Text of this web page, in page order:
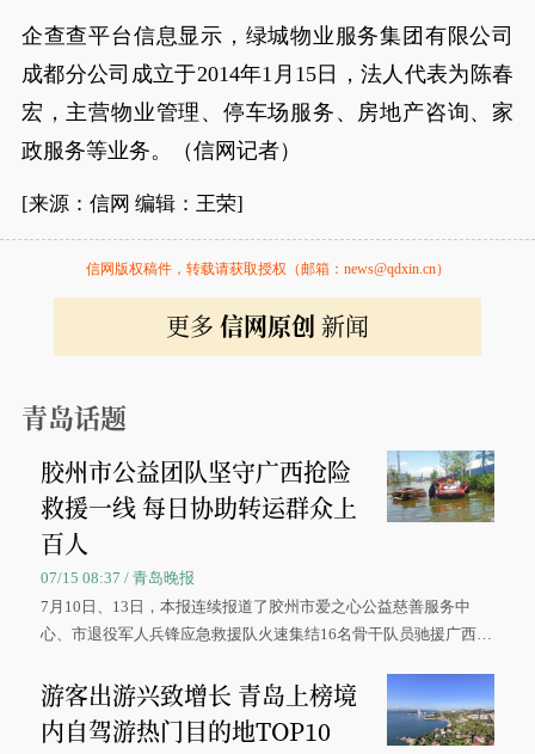
企查查平台信息显示，绿城物业服务集团有限公司
成都分公司成立于2014年1月15日，法人代表为陈春
宏，主营物业管理、停车场服务、房地产咨询、家
政服务等业务。（信网记者）
[来源：信网 编辑：王荣]
信网版权稿件，转载请获取授权（邮箱：news@qdxin.cn）
更多 信网原创 新闻
青岛话题
胶州市公益团队坚守广西抢险
救援一线 每日协助转运群众上
百人
07/15 08:37 / 青岛晚报
7月10日、13日，本报连续报道了胶州市爱之心公益慈善服务中
心、市退役军人兵锋应急救援队火速集结16名骨干队员驰援广西灾
游客出游兴致增长 青岛上榜境
内自驾游热门目的地TOP10